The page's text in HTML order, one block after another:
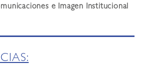
e Imagen Institucional